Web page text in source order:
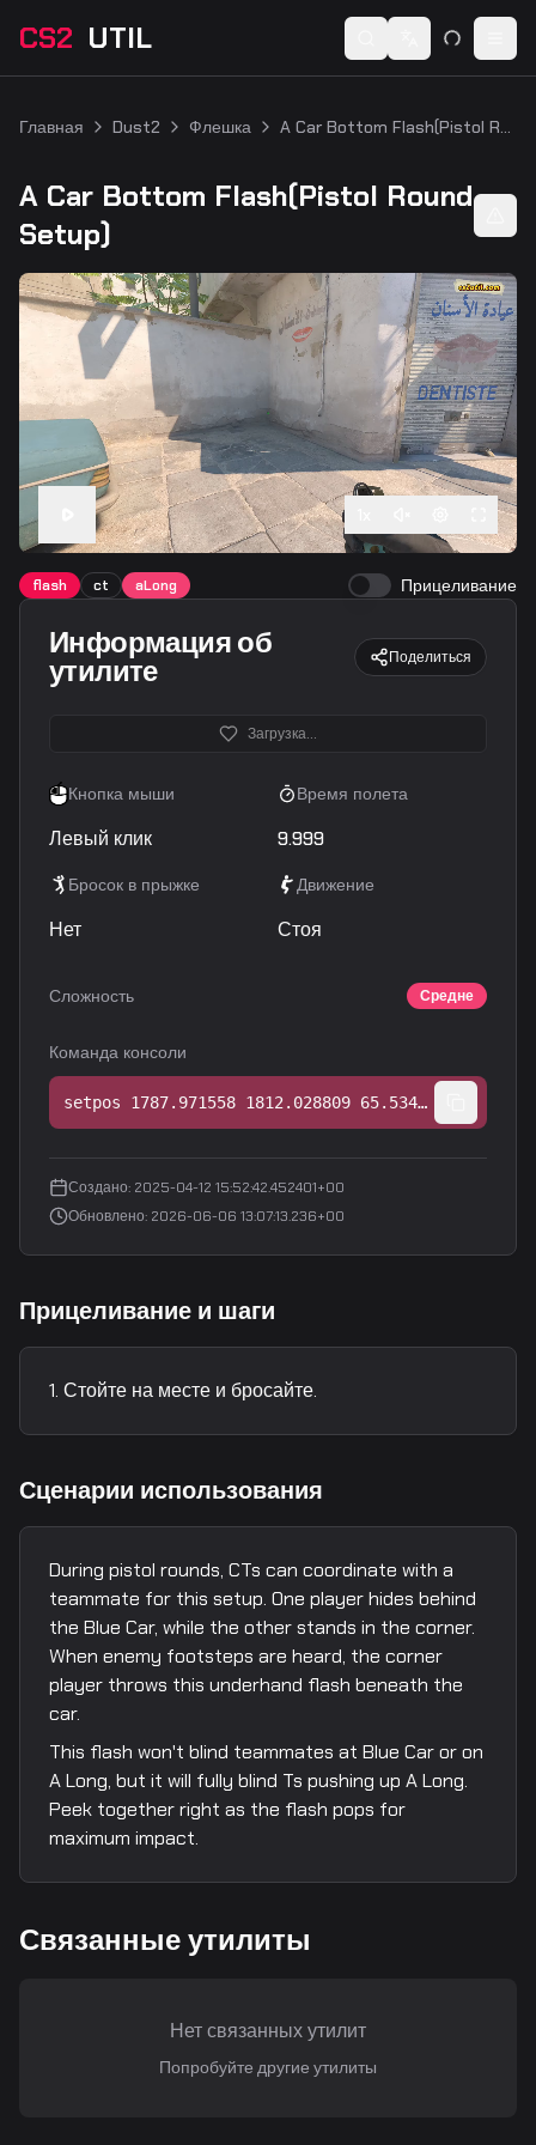
CS2 UTIL Switch language
Главная Dust2 Флешка A Car Bottom Flash(Pistol Round Setup)
A Car Bottom Flash(Pistol Round
Setup)
flash ct aLong Прицеливание
Информация об
утилите Поделиться
Загрузка...
Кнопка мыши
Левый клик
Время полета
9.999
Бросок в прыжке
Нет
Движение
Стоя
Сложность Средне
Команда консоли
setpos 1787.971558 1812.028809 65.534233;setang 28.610926 127.318024 0.000000
Создано: 2025-04-12 15:52:42.452401+00
Обновлено: 2026-06-06 13:07:13.236+00
Прицеливание и шаги
Стойте на месте и бросайте.
Сценарии использования
During pistol rounds, CTs can coordinate with a
teammate for this setup. One player hides behind
the Blue Car, while the other stands in the corner.
When enemy footsteps are heard, the corner
player throws this underhand flash beneath the
car.
This flash won't blind teammates at Blue Car or on
A Long, but it will fully blind Ts pushing up A Long.
Peek together right as the flash pops for
maximum impact.
Связанные утилиты
Нет связанных утилит
Попробуйте другие утилиты